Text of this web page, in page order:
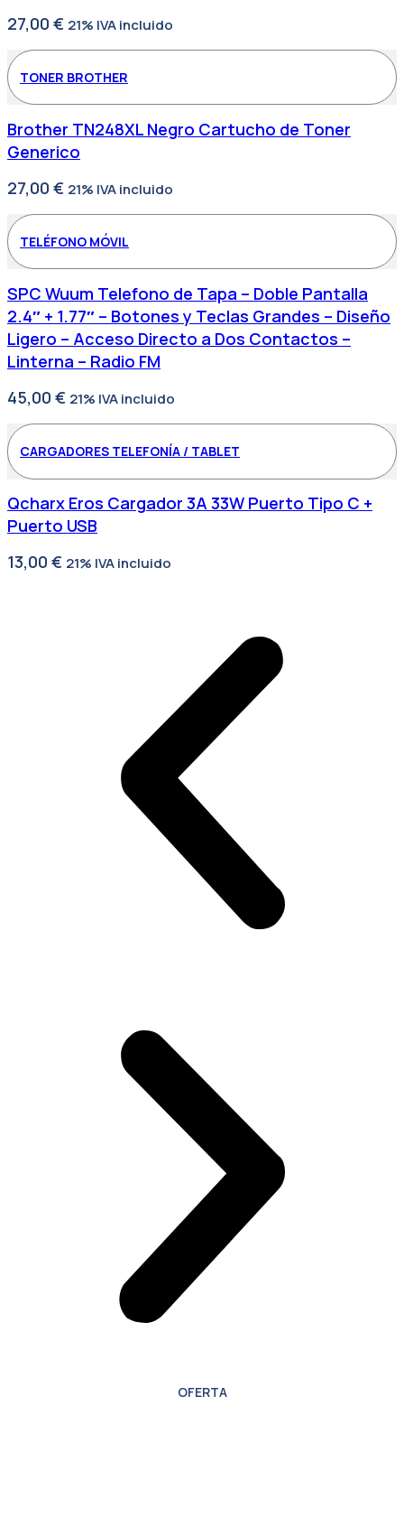
27,00 € 21% IVA incluido
TONER BROTHER
Brother TN248XL Negro Cartucho de Toner
Generico
27,00 € 21% IVA incluido
TELÉFONO MÓVIL
SPC Wuum Telefono de Tapa – Doble Pantalla
2.4″ + 1.77″ – Botones y Teclas Grandes – Diseño
Ligero – Acceso Directo a Dos Contactos –
Linterna – Radio FM
45,00 € 21% IVA incluido
CARGADORES TELEFONÍA / TABLET
Qcharx Eros Cargador 3A 33W Puerto Tipo C +
Puerto USB
13,00 € 21% IVA incluido
OFERTA